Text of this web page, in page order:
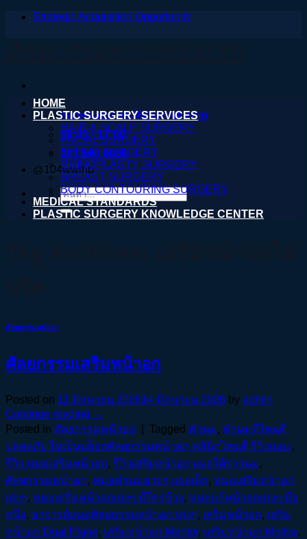
ข้าม
Strategic Acquisition Opportunity
nareeratsale936@gmail.com
08:00 - 17:00
061 590 6036
@104wwihb
ค้นหา:
HOME
PLASTIC SURGERY SERVICES
HAIR & SCALP SURGERY
FACIAL SURGERY
EYELID SURGERY
RHINOPLASTY SURGERY
BREAST SURGERY
BODY CONTOURING SURGERY
MEDICAL STANDARDS
PLASTIC SURGERY KNOWLEDGE CENTER
ศัลยกรรมหน้าอก
ศัลยกรรมเสริมหน้าอก
Posted on 11 มิถุนายน 202614 มิถุนายน 2026 by admin
Continue reading →
Posted in ศัลยกรรมหน้าอก Tagged ทำนม, ทำนมที่ไหนดี
ปลอดภัย ไม่เป็นบล็อกศัลยกรรมหน้าอก คลินิกไหนดี รีวิวเยอะ,
รีวิว หมอเสริมหน้าอก, รีวิวเสริมหน้าอก แผลใต้ราวนม,
ศัลยกรรมหน้าอก, หมอทำนมสวยๆ แผลเล็ก, หมอเสริมหน้าอก
เก่งๆ, หมอเสริมหน้าอกเก่งๆ มีใครบ้าง, หมอแก้หน้าอกเก่งๆ มือ
หนึ่ง, อาจารย์หมอศัลยกรรมหน้าอก เก่งๆ, เสริมหน้าอก, เสริม
หน้าอก Dual Plane, เสริมหน้าอก Mentor, เสริมหน้าอก Motiva,